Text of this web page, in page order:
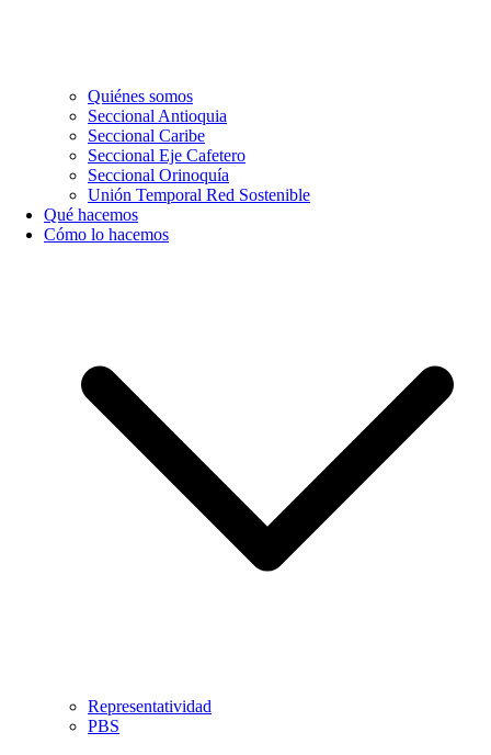
Quiénes somos
Seccional Antioquia
Seccional Caribe
Seccional Eje Cafetero
Seccional Orinoquía
Unión Temporal Red Sostenible
Qué hacemos
Cómo lo hacemos
Representatividad
PBS